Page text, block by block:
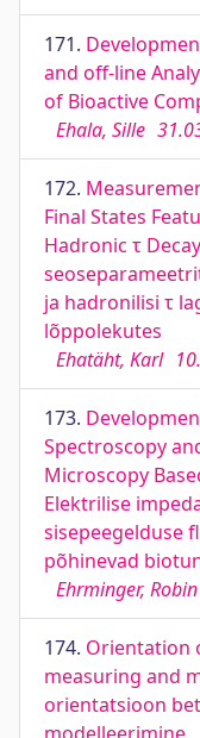
171.
and off-line
of Bioactive
Ehala, Sille
172.
Final States
Hadronic τ
ja hadronilisi τ
lõppolekutes
Ehatäht, Karl
173.
Spectroscopy
Microscopy
Elektrilise
sisepeegelduse
põhinevad
Ehrminger, Robin
174. Orientation
measuring and
orientatsioon